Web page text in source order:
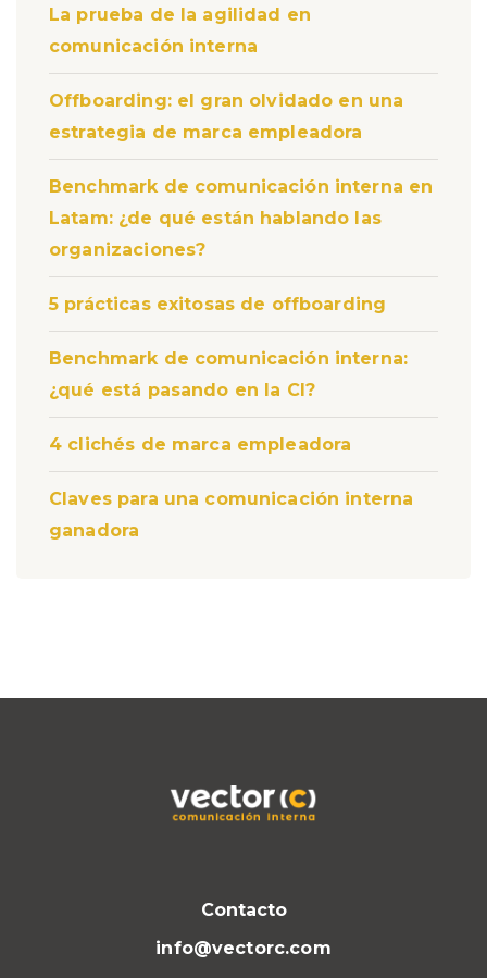
La prueba de la agilidad en
comunicación interna
Offboarding: el gran olvidado en una
estrategia de marca empleadora
Benchmark de comunicación interna en
Latam: ¿de qué están hablando las
organizaciones?
5 prácticas exitosas de offboarding
Benchmark de comunicación interna:
¿qué está pasando en la CI?
4 clichés de marca empleadora
Claves para una comunicación interna
ganadora
Contacto
info@vectorc.com